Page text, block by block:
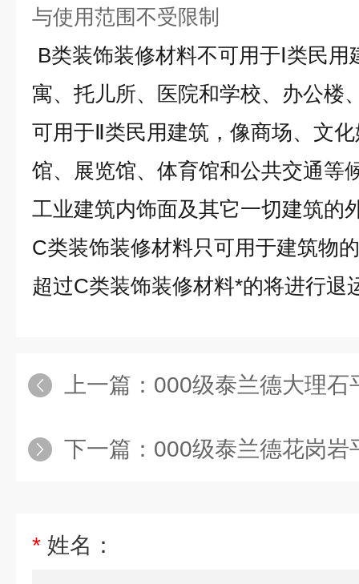
与使用范围不受限制
B类装饰装修材料不可用于Ⅰ类民
寓、托儿所、医院和学校、办公楼
可用于​Ⅱ类民用建筑，像商场、文
馆、展览馆、体育馆和公共交通等
工业建筑内饰面及其它一切建筑的
C类装饰装修材料只可用于建筑物
超过C类装饰装修材料*的将进行退
上一篇： 000级泰兰德大理石
下一篇： 000级泰兰德花岗岩
* 姓名：